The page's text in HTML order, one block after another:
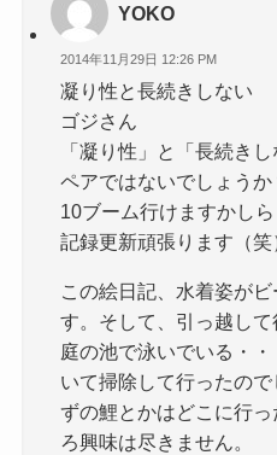
YOKO
2014年11月29日 12:26 PM
凝り性と長続きしない
ゴジさん
「凝り性」と「長続き
ペアではないでしょうか
10ブーム行けますかしら
記録更新頑張ります（笑
この絵日記、水着姿が
す。そして、引っ越し
庭の池で泳いでいる・
いて掃除して行ったの
ずの鯉とかはどこに行
ろ興味は尽きません。